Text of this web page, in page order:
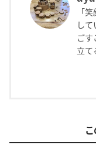
「
し
ご
立て